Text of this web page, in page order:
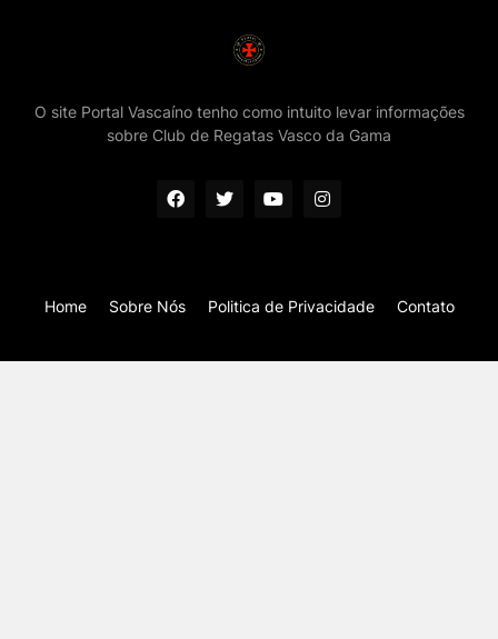
O site Portal Vascaíno tenho como intuito levar informações
sobre Club de Regatas Vasco da Gama
Home Sobre Nós Politica de Privacidade Contato